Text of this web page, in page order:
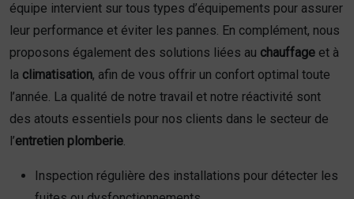
équipe intervient sur tous types d’équipements pour assurer
leur performance et éviter les pannes. En complément, nous
proposons également des solutions liées au chauffage et à
la climatisation, afin de vous offrir un confort optimal toute
l’année. La qualité de notre travail et notre réactivité sont
des atouts essentiels pour nos clients dans le secteur de
l’entretien plomberie.
Inspection régulière des installations pour détecter les